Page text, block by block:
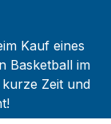
Kauf eines
Basketball im
Zeit und